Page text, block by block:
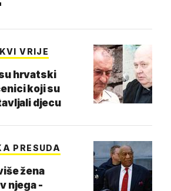
VRIJE
hrvatski
koji su
djecu
PRESUDA
žena
njega -